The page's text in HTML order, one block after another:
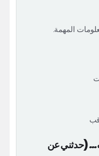
المهمة.
(حدثني عن